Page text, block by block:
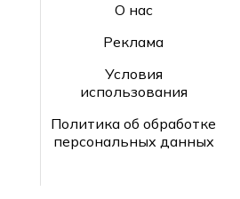
О нас
Реклама
Условия
использования
Политика об обработке
персональных данных